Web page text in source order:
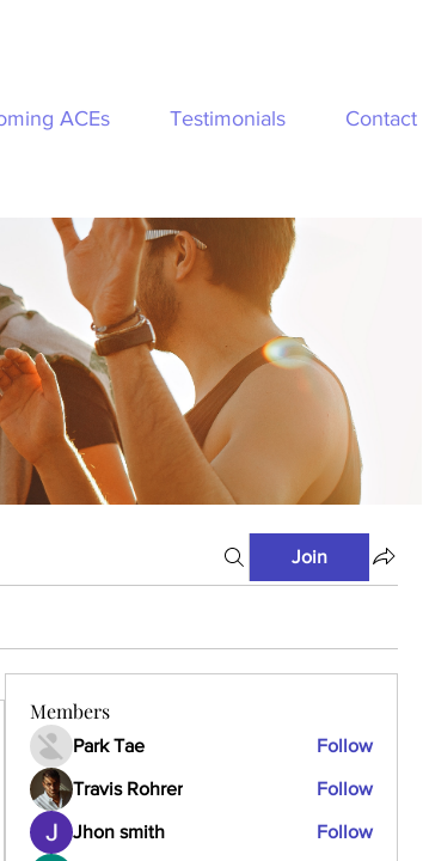
ACEs Testimonials Contact
Join
Members
Park Tae Follow
Travis Rohrer Follow
Jhon smith Follow